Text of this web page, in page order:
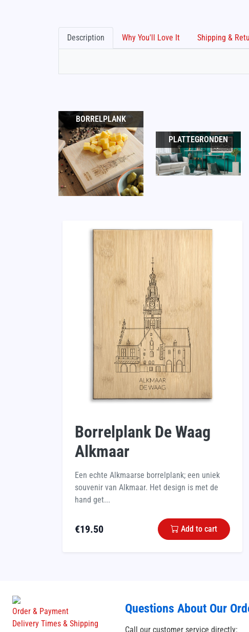
Description Why You'll Love It Shipping
BORRELPLANK
PLATTEGRONDEN
Borrelplank De Waag
Alkmaar
Een echte Alkmaarse borrelplank; een uniek
souvenir van Alkmaar. Het design is met de
hand get...
€19.50 Add to cart
Order & Payment
Delivery Times & Shipping
Questions About Our
Call our customer service directly: